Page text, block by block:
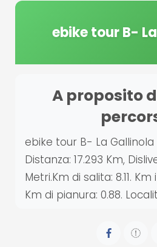
ebike tour B-
A proposito
ebike tour B- La
Distanza: 17.293 Km,
Metri.Km di salita: 8.11.
Km di pianura: 0.88.